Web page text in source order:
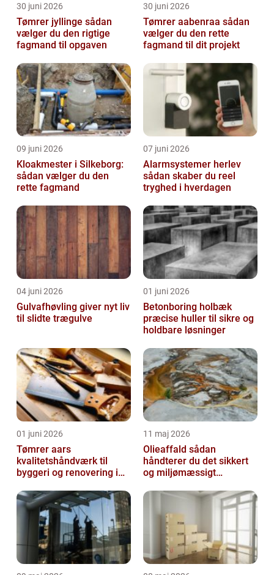
30 juni 2026
Tømrer jyllinge sådan
vælger du den rigtige
fagmand til opgaven
30 juni 2026
Tømrer aabenraa sådan
vælger du den rette
fagmand til dit projekt
09 juni 2026
Kloakmester i Silkeborg:
sådan vælger du den
rette fagmand
07 juni 2026
Alarmsystemer herlev
sådan skaber du reel
tryghed i hverdagen
04 juni 2026
Gulvafhøvling giver nyt liv
til slidte trægulve
01 juni 2026
Betonboring holbæk
præcise huller til sikre og
holdbare løsninger
01 juni 2026
Tømrer aars
kvalitetshåndværk til
byggeri og renovering i
11 maj 2026
Olieaffald sådan
håndterer du det sikkert
og miljømæssigt